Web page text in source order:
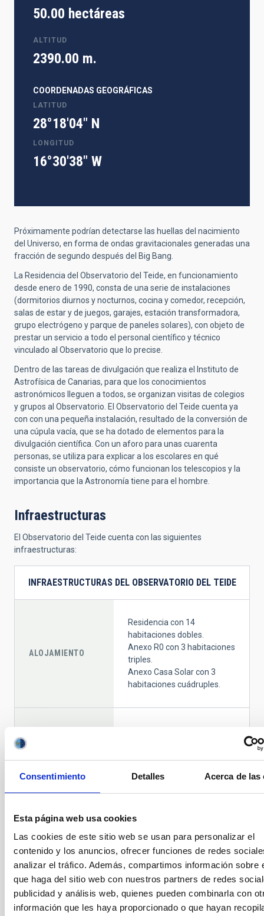
Consentimiento Detalles Acerca de las
Esta página web usa cookies
Las cookies de este sitio web se usan para personalizar el
contenido y los anuncios, ofrecer funciones de redes
analizar el tráfico. Además, compartimos información sobre
que haga del sitio web con nuestros partners de redes
publicidad y análisis web, quienes pueden combinarla con
información que les haya proporcionado o que hayan
50.00 hectáreas
ALTITUD
2390.00 m.
COORDENADAS GEOGRÁFICAS
LATITUD
28°18'04" N
LONGITUD
16°30'38" W
Próximamente podrían detectarse las huellas del nacimiento
del Universo, en forma de ondas gravitacionales generadas una
fracción de segundo después del Big Bang.
La Residencia del Observatorio del Teide, en funcionamiento
desde enero de 1990, consta de una serie de instalaciones
(dormitorios diurnos y nocturnos, cocina y comedor, recepción,
salas de estar y de juegos, garajes, estación transformadora,
grupo electrógeno y parque de paneles solares), con objeto de
prestar un servicio a todo el personal científico y técnico
vinculado al Observatorio que lo precise.
Dentro de las tareas de divulgación que realiza el Instituto de
Astrofísica de Canarias, para que los conocimientos
astronómicos lleguen a todos, se organizan visitas de colegios
y grupos al Observatorio. El Observatorio del Teide cuenta ya
con con una pequeña instalación, resultado de la conversión de
una cúpula vacía, que se ha dotado de elementos para la
divulgación científica. Con un aforo para unas cuarenta
personas, se utiliza para explicar a los escolares en qué
consiste un observatorio, cómo funcionan los telescopios y la
importancia que la Astronomía tiene para el hombre.
Infraestructuras
El Observatorio del Teide cuenta con las siguientes
infraestructuras:
INFRAESTRUCTURAS DEL OBSERVATORIO DEL TEIDE
ALOJAMIENTO
Residencia con 14
habitaciones dobles.
Anexo R0 con 3 habitaciones
triples.
Anexo Casa Solar con 3
habitaciones cuádruples.
VEHÍCULOS
servicio a las instalaciones
en caso de nevadas.
todo-terreno.
HELIPUERTOS
Un helipuerto de uso en caso
de emergencias.